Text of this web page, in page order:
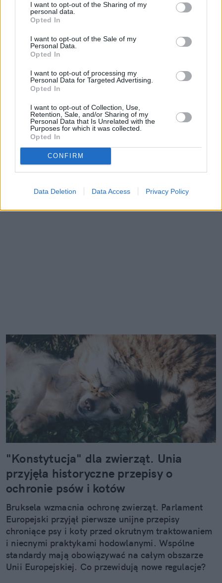
I want to opt-out of the Sharing of my
personal data.
Opted In
I want to opt-out of the Sale of my
Personal Data.
Opted In
I want to opt-out of processing my
Personal Data for Targeted Advertising.
Opted In
I want to opt-out of Collection, Use,
Retention, Sale, and/or Sharing of my
Personal Data that Is Unrelated with the
Purposes for which it was collected.
Opted In
CONFIRM
Data Deletion Data Access Privacy Policy
Czytaj całość
"Konstytucja" dla zwierząt. Unia
przyjęła historyczne przepisy o
ochronie psów i kotów
Bruksela wzmacnia ochronę zwierząt. Parlament
Europejski przyjął pierwsze unijne przepisy
chroniące psy i koty przed okrutnym traktowaniem
i niecnymi praktykami hodowlanymi. Wspólne
standardy mają obowiązywać na całym obszarze
Unii Europejskiej. Co przewidują nowe regulacje?